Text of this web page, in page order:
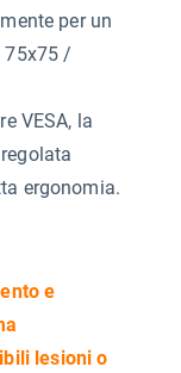
per un
75x75 /
VESA, la
ergonomia.
e
lesioni o